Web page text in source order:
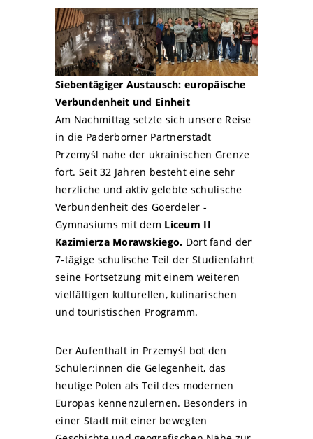
Siebentägiger Austausch: europäische
Verbundenheit und Einheit
Am Nachmittag setzte sich unsere Reise
in die Paderborner Partnerstadt
Przemyśl nahe der ukrainischen Grenze
fort. Seit 32 Jahren besteht eine sehr
herzliche und aktiv gelebte schulische
Verbundenheit des Goerdeler -
Gymnasiums mit dem Liceum II
Kazimierza Morawskiego. Dort fand der
7-tägige schulische Teil der Studienfahrt
seine Fortsetzung mit einem weiteren
vielfältigen kulturellen, kulinarischen
und touristischen Programm.
Der Aufenthalt in Przemyśl bot den
Schüler:innen die Gelegenheit, das
heutige Polen als Teil des modernen
Europas kennenzulernen. Besonders in
einer Stadt mit einer bewegten